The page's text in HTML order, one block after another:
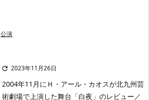
公演
 2023年11月26日
2004年11月にＨ・アール・カオスが北九州芸
術劇場で上演した舞台「白夜」のレビュー／